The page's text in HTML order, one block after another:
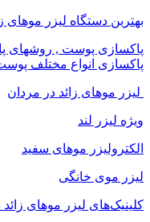
بهترین دستگاه لیزر موهای
پاکسازی پوست ,
پاکسازی انواع مختلف
لیزر موهای زائد در مردان
ویژه لیزر لند
الکترولیزر موهای سفید
لیزر موی خانگی
کلینیک‌های لیزر موهای